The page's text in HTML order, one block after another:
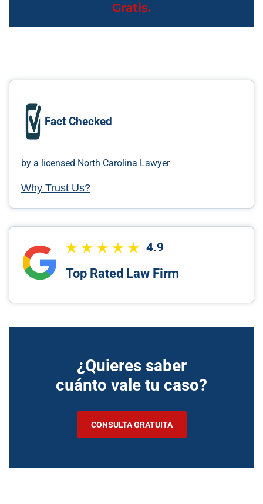
Gratis.
Fact Checked
by a licensed North Carolina Lawyer
Why Trust Us?
4.9
Top Rated Law Firm
¿Quieres saber
cuánto vale tu caso?
CONSULTA GRATUITA